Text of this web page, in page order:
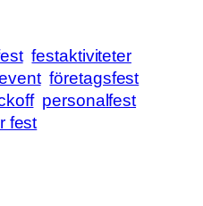
festaktiviteter
företagsfest
personalfest
fest